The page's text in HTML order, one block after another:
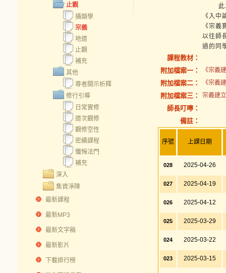
止觀
攝類學
宗義
地道
止觀
補充
其他
尊者開示析釋
修行引導
日常實修
道次觀修
觀修空性
密續課程
懺悔法門
補充
深入
集資淨障
最新課程
最新MP3
最新文字稿
最新影片
下載排行榜
此二
《入
《宗
以往師
過的同
課程教材：
附加檔案一：
《宗義
附加檔案二： 《宗義
附加檔案三： 宗義建
師長叮嚀：
備註：
序號 上課日期
028 2025-04-26
027 2025-04-19
026 2025-04-12
025 2025-03-29
024 2025-03-22
023 2025-03-15